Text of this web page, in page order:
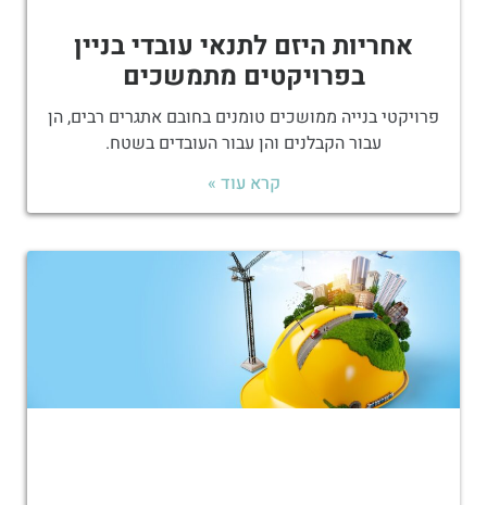
אחריות היזם לתנאי עובדי בניין
בפרויקטים מתמשכים
פרויקטי בנייה ממושכים טומנים בחובם אתגרים רבים, הן
עבור הקבלנים והן עבור העובדים בשטח.
קרא עוד »